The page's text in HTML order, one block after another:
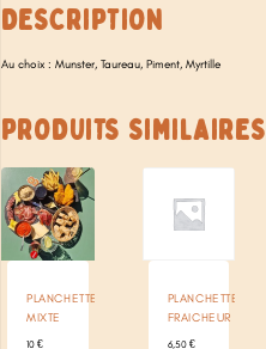
DESCRIPTION
Au choix : Munster, Taureau, Piment, Myrtille
PRODUITS SIMILAIRES
PLANCHETTE
MIXTE
10 €
PLANCHETTE
FRAICHEUR
6,50 €